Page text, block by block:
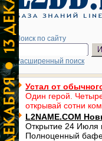
Поиск по сайту
Расширенный поиск
Устал от
Один герой.
открывай сотни
L2NAME.COM
Открытие 24 Июля
Полноценный